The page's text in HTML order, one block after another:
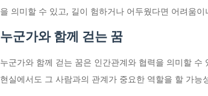
을 의미할 수 있고, 길이 험하거나 어두웠다면 어려움
누군가와 함께 걷는 꿈
누군가와 함께 걷는 꿈은 인간관계와 협력을 의미할 수
현실에서도 그 사람과의 관계가 중요한 역할을 할 가능